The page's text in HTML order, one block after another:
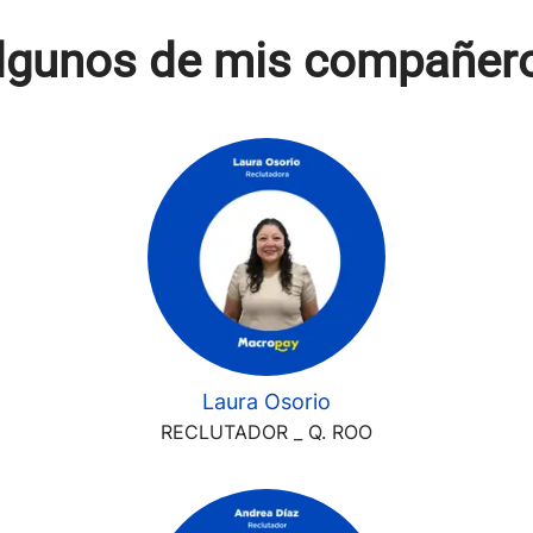
de mis
Laura Osorio
RECLUTADOR _ Q. ROO